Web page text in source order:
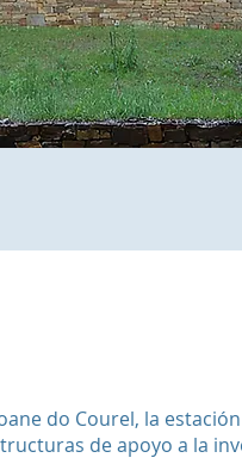
do Courel, la estación
de apoyo a la